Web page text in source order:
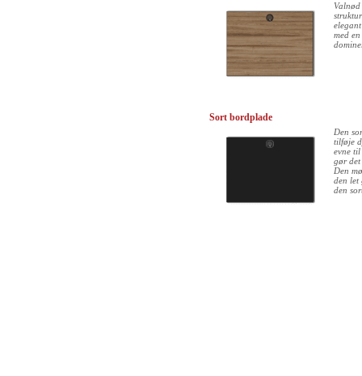
Valnød
med
Sort bordplade
Den
tilføje
evne
gør
Den
den let
den